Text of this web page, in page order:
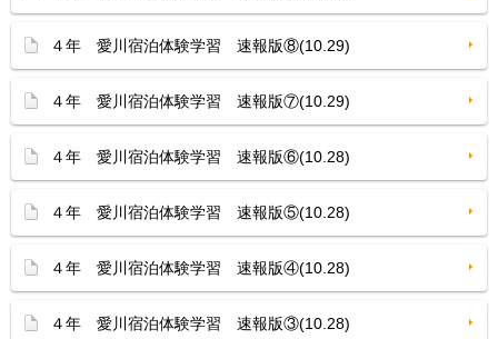
４年 愛川宿泊体験学習 速報版⑧(10.29)
４年 愛川宿泊体験学習 速報版⑦(10.29)
４年 愛川宿泊体験学習 速報版⑥(10.28)
４年 愛川宿泊体験学習 速報版⑤(10.28)
４年 愛川宿泊体験学習 速報版④(10.28)
４年 愛川宿泊体験学習 速報版③(10.28)